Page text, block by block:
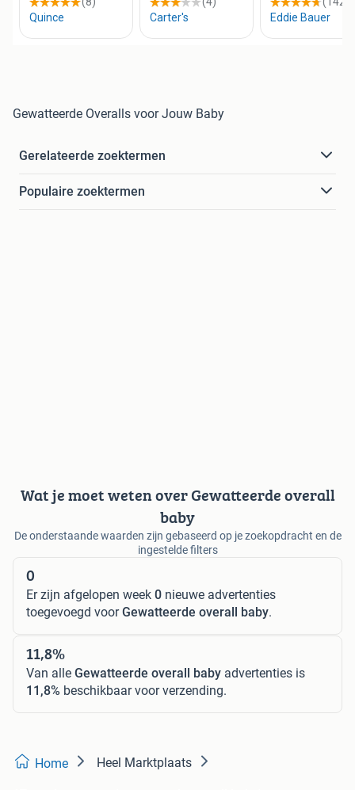
Gewatteerde Overalls voor Jouw Baby
Gerelateerde zoektermen
Populaire zoektermen
Wat je moet weten over Gewatteerde overall
baby
De onderstaande waarden zijn gebaseerd op je zoekopdracht en de
ingestelde filters
0
Er zijn afgelopen week 0 nieuwe advertenties
toegevoegd voorGewatteerde overall baby.
11,8%
Van alle Gewatteerde overall baby advertenties is
11,8% beschikbaar voor verzending.
Home Heel Marktplaats